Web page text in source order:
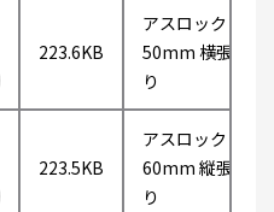
223.6KB
アスロック
50mm 横張
り
223.5KB
アスロック
60mm 縦張
り